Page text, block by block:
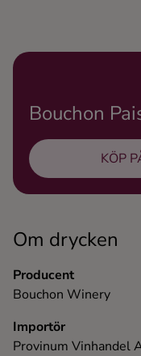
Om drycken
Producent
Bouchon Winery
Importör
Provinum Vinhandel
Bouchon
KÖP